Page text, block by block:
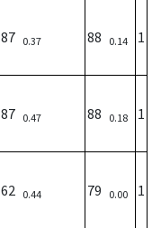
87 0.37 88 0.14 1
87 0.47 88 0.18 1
62 0.44 79 0.00 1